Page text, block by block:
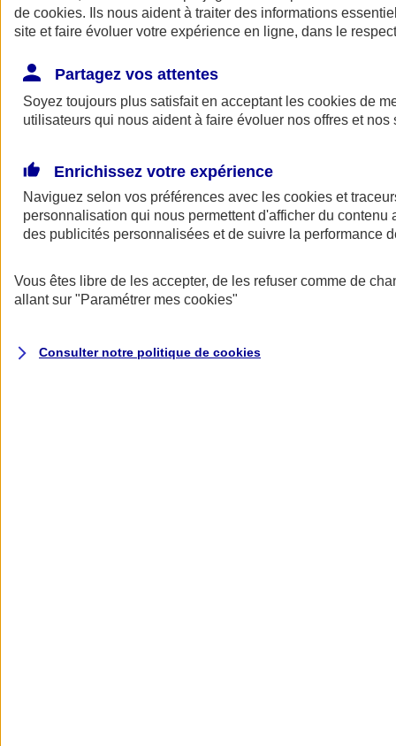
AXA Assurance
de cookies. Ils nous aident à traiter des informations
site et faire évoluer votre expérience en ligne, dans le
Partagez vos attentes
Soyez toujours plus satisfait en acceptant les cookies de
utilisateurs qui nous aident à faire évoluer nos offres et nos
Enrichissez votre expérience
Naviguez selon vos préférences avec les cookies et
personnalisation qui nous permettent d'afficher du contenu
des publicités personnalisées et de suivre la performance
Vous êtes libre de les accepter, de les refuser comme de
allant sur "Paramétrer mes cookies"
Consulter notre politique de cookies